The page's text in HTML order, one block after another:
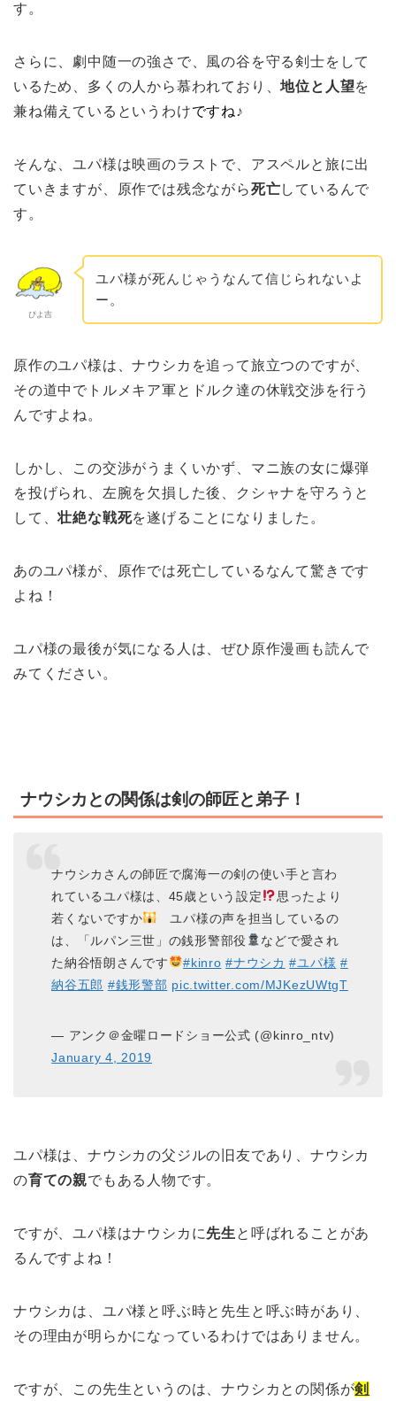
す。
さらに、劇中随一の強さで、風の谷を守る剣士をして
いるため、多くの人から慕われており、地位と人望を
兼ね備えているというわけですね♪
そんな、ユパ様は映画のラストで、アスペルと旅に出
ていきますが、原作では残念ながら死亡しているんで
す。
ぴよ吉
ユパ様が死んじゃうなんて信じられないよ
ー。
原作のユパ様は、ナウシカを追って旅立つのですが、
その道中でトルメキア軍とドルク達の休戦交渉を行う
んですよね。
しかし、この交渉がうまくいかず、マニ族の女に爆弾
を投げられ、左腕を欠損した後、クシャナを守ろうと
して、壮絶な戦死を遂げることになりました。
あのユパ様が、原作では死亡しているなんて驚きです
よね！
ユパ様の最後が気になる人は、ぜひ原作漫画も読んで
みてください。
ナウシカとの関係は剣の師匠と弟子！
ナウシカさんの師匠で腐海一の剣の使い手と言わ
れているユパ様は、45歳という設定
思ったより
若くないですか
ユパ様の声を担当しているの
は、「ルパン三世」の銭形警部役
などで愛され
た納谷悟朗さんです
#kinro #ナウシカ #ユパ様 #
納谷五郎 #銭形警部 pic.twitter.com/MJKezUWtgT
— アンク＠金曜ロードショー公式 (@kinro_ntv)
January 4, 2019
ユパ様は、ナウシカの父ジルの旧友であり、ナウシカ
の育ての親でもある人物です。
ですが、ユパ様はナウシカに先生 と呼ばれることがあ
るんですよね！
ナウシカは、ユパ様と呼ぶ時と先生と呼ぶ時があり、
その理由が明らかになっているわけではありません。
ですが、この先生というのは、ナウシカとの関係が剣